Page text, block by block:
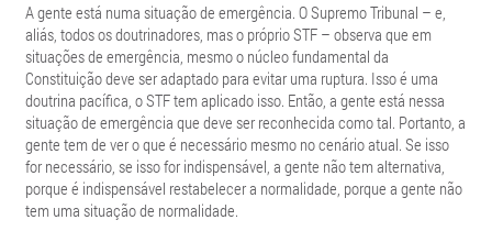
A gente está numa situação de emergência. O Supremo Tribunal – e,
aliás, todos os doutrinadores, mas o próprio STF – observa que em
situações de emergência, mesmo o núcleo fundamental da
Constituição deve ser adaptado para evitar uma ruptura. Isso é uma
doutrina pacífica, o STF tem aplicado isso. Então, a gente está nessa
situação de emergência que deve ser reconhecida como tal. Portanto, a
gente tem de ver o que é necessário mesmo no cenário atual. Se isso
for necessário, se isso for indispensável, a gente não tem alternativa,
porque é indispensável restabelecer a normalidade, porque a gente não
tem uma situação de normalidade.